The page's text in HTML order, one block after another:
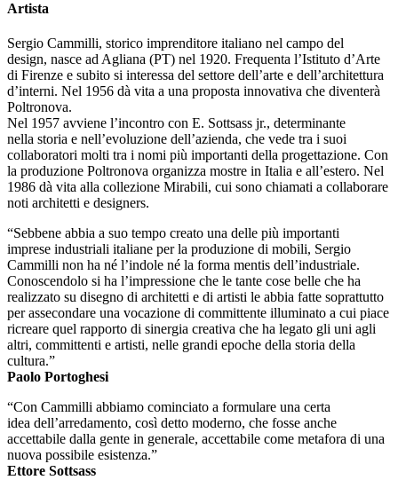
Artista
Sergio Cammilli, storico imprenditore italiano nel campo del
design, nasce ad Agliana (PT) nel 1920. Frequenta l’Istituto d’Arte
di Firenze e subito si interessa del settore dell’arte e dell’architettura
d’interni. Nel 1956 dà vita a una proposta innovativa che diventerà
Poltronova.
Nel 1957 avviene l’incontro con E. Sottsass jr., determinante
nella storia e nell’evoluzione dell’azienda, che vede tra i suoi
collaboratori molti tra i nomi più importanti della progettazione. Con
la produzione Poltronova organizza mostre in Italia e all’estero. Nel
1986 dà vita alla collezione Mirabili, cui sono chiamati a collaborare
noti architetti e designers.
“Sebbene abbia a suo tempo creato una delle più importanti
imprese industriali italiane per la produzione di mobili, Sergio
Cammilli non ha né l’indole né la forma mentis dell’industriale.
Conoscendolo si ha l’impressione che le tante cose belle che ha
realizzato su disegno di architetti e di artisti le abbia fatte soprattutto
per assecondare una vocazione di committente illuminato a cui piace
ricreare quel rapporto di sinergia creativa che ha legato gli uni agli
altri, committenti e artisti, nelle grandi epoche della storia della
cultura.”
Paolo Portoghesi
“Con Cammilli abbiamo cominciato a formulare una certa
idea dell’arredamento, così detto moderno, che fosse anche
accettabile dalla gente in generale, accettabile come metafora di una
nuova possibile esistenza.”
Ettore Sottsass